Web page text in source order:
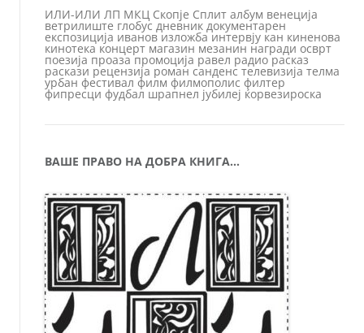
ИЛИ-ИЛИ ЛП МКЦ Скопје Сплит албум венеција
ветрилиште глобус дневник документарен
експозиција иванов изложба интервју кан киненова
кинотека концерт магазин мезанин награди осврт
поезија проаза промоција равел радио расказ
раскази рецензија роман санденс телевизија телма
урбан фестивал филм филмополис филтер
фипресци фудбал шрапнел јубилеј ќорвезироска
ВАШЕ ПРАВО НА ДОБРА КНИГА…